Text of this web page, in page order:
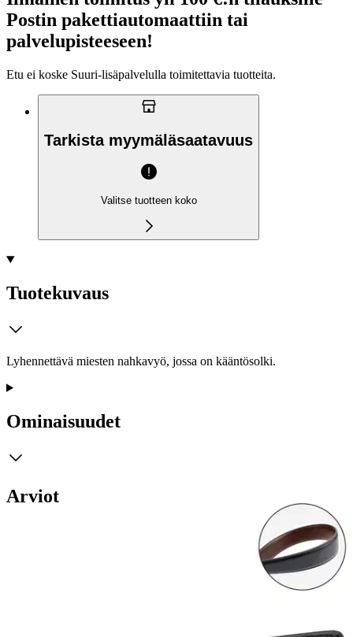
Postin pakettiautomaattiin tai
palvelupisteeseen!
Etu ei koske Suuri‑lisäpalvelulla toimitettavia tuotteita.
Tarkista myymäläsaatavuus
Valitse tuotteen koko
Tuotekuvaus
Lyhennettävä miesten nahkavyö, jossa on kääntösolki.
Ominaisuudet
Arviot